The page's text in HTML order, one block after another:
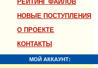
РЕЙТИНГ ФАЙЛОВ
НОВЫЕ ПОСТУПЛЕНИЯ
О ПРОЕКТЕ
КОНТАКТЫ
МОЙ АККАУНТ: